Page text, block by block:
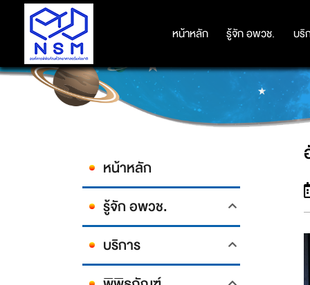
หน้าหลัก รู้จัก อพวช. บริ
หน้าหลัก รู้จัก อพวช. บริ
หน้าหลัก
รู้จัก อพวช.
บริการ